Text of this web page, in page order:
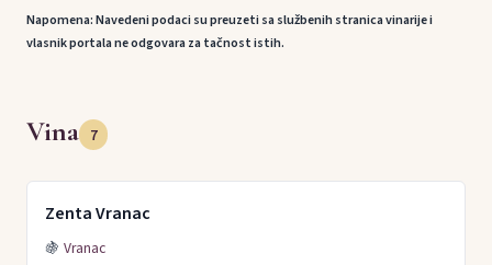
Napomena: Navedeni podaci su preuzeti sa službenih stranica vinarije i
vlasnik portala ne odgovara za tačnost istih.
Vina 7
Zenta Vranac
🍇 Vranac